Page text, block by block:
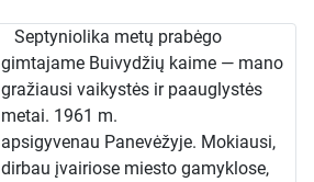
Septyniolika metų prabėgo
gimtajame Buivydžių kaime — mano
gražiausi vaikystės ir paauglystės
metai. 1961 m.
apsigyvenau Panevėžyje. Mokiausi,
dirbau įvairiose miesto gamyklose,